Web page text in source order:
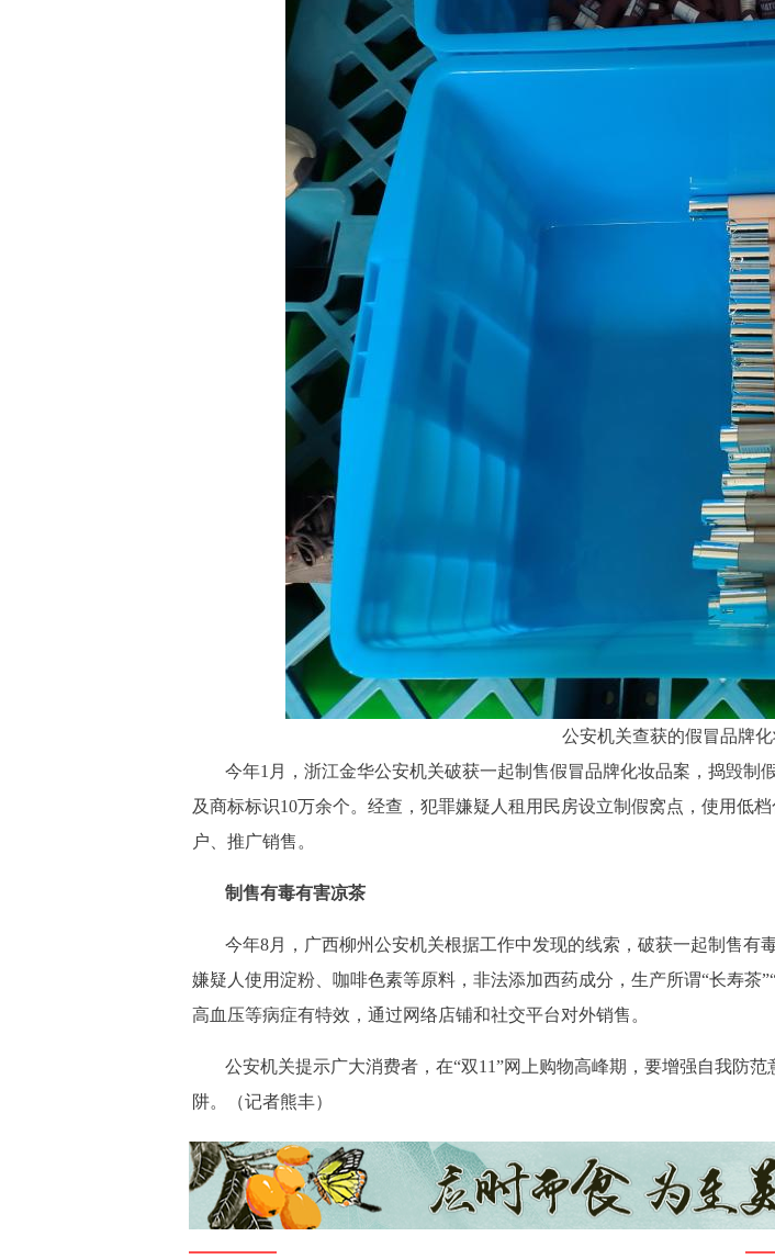
公安机关查获的假冒品牌化
今年1月，浙江金华公安机关破获一起制售假冒品牌化妆品案，捣毁制
及商标标识10万余个。经查，犯罪嫌疑人租用民房设立制假窝点，使用低
户、推广销售。
制售有毒有害凉茶
今年8月，广西柳州公安机关根据工作中发现的线索，破获一起制售
嫌疑人使用淀粉、咖啡色素等原料，非法添加西药成分，生产所谓“长寿茶
高血压等病症有特效，通过网络店铺和社交平台对外销售。
公安机关提示广大消费者，在“双11”网上购物高峰期，要增强自我防
阱。（记者熊丰）